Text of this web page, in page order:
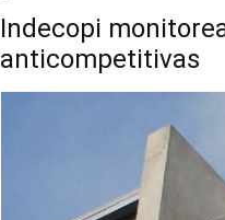
Indecopi
anticompetitivas